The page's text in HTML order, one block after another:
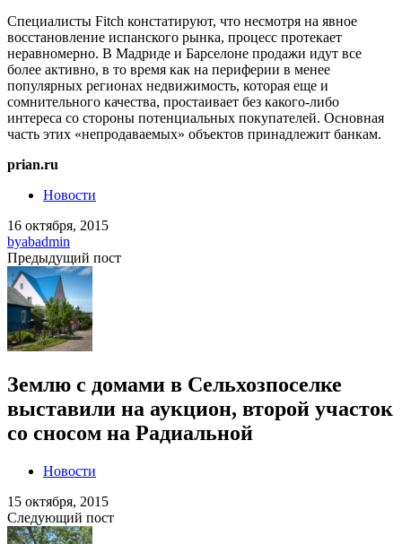
Специалисты Fitch констатируют, что несмотря на явное
восстановление испанского рынка, процесс протекает
неравномерно. В Мадриде и Барселоне продажи идут все
более активно, в то время как на периферии в менее
популярных регионах недвижимость, которая еще и
сомнительного качества, простаивает без какого-либо
интереса со стороны потенциальных покупателей. Основная
часть этих «непродаваемых» объектов принадлежит банкам.
prian.ru
Новости
16 октября, 2015
byabadmin
Предыдущий пост
Землю с домами в Сельхозпоселке
выставили на аукцион, второй участок
со сносом на Радиальной
Новости
15 октября, 2015
Следующий пост